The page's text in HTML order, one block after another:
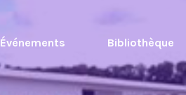
Événements Bibliothèque